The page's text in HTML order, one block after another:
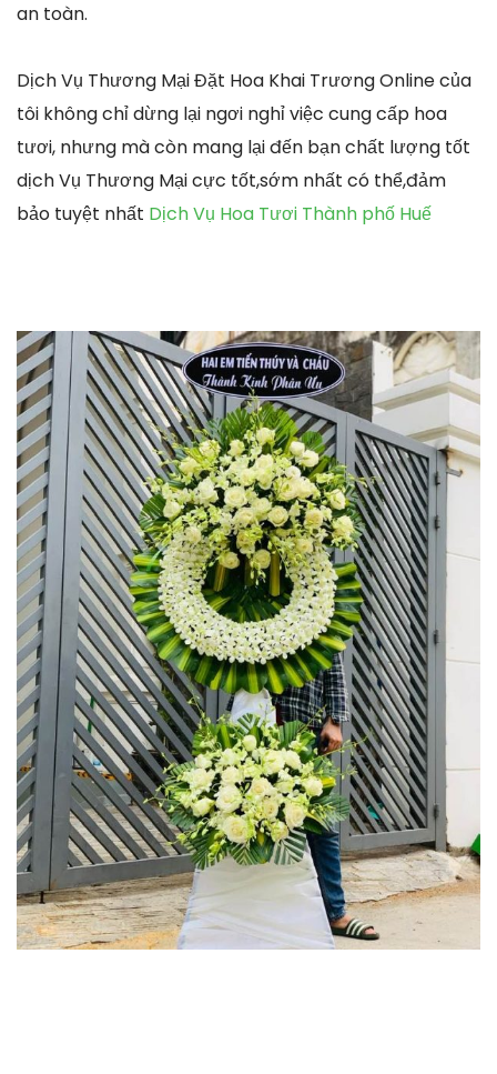
an toàn.
Dịch Vụ Thương Mại Đặt Hoa Khai Trương Online của
tôi không chỉ dừng lại ngơi nghỉ việc cung cấp hoa
tươi, nhưng mà còn mang lại đến bạn chất lượng tốt
dịch Vụ Thương Mại cực tốt,sớm nhất có thể,đảm
bảo tuyệt nhất Dịch Vụ Hoa Tươi Thành phố Huế